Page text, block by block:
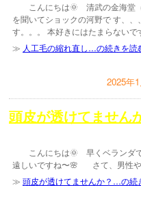
こんにちは🌞 清武の金海堂（
を聞いてショックの河野で す、
す。。。 本好きにはたまらないで
≫ 人工毛の縮れ直し…の続きを読
2025年
頭皮が透けてません
こんにちは🌞 早くベランダで
遠しいですね〜🌸 さて、男性や
≫ 頭皮が透けてませんか？…の続